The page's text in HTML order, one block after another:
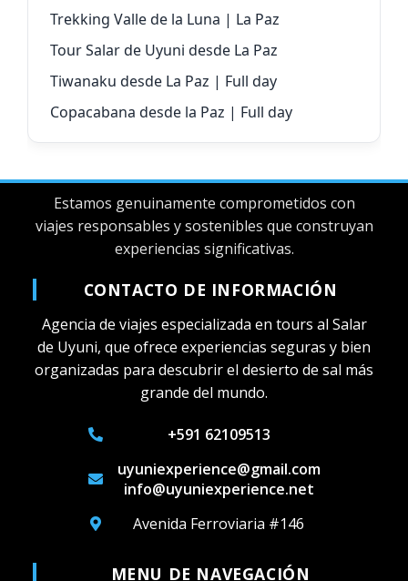
Trekking Valle de la Luna | La Paz
Tour Salar de Uyuni desde La Paz
Tiwanaku desde La Paz | Full day
Copacabana desde la Paz | Full day
Estamos genuinamente comprometidos con
viajes responsables y sostenibles que construyan
experiencias significativas.
CONTACTO DE INFORMACIÓN
Agencia de viajes especializada en tours al Salar
de Uyuni, que ofrece experiencias seguras y bien
organizadas para descubrir el desierto de sal más
grande del mundo.
+591 62109513
uyuniexperience@gmail.com
info@uyuniexperience.net
Avenida Ferroviaria #146
MENU DE NAVEGACIÓN